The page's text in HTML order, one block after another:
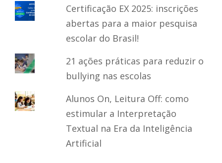
Certificação EX 2025: inscrições
abertas para a maior pesquisa
escolar do Brasil!
21 ações práticas para reduzir o
bullying nas escolas
Alunos On, Leitura Off: como
estimular a Interpretação
Textual na Era da Inteligência
Artificial